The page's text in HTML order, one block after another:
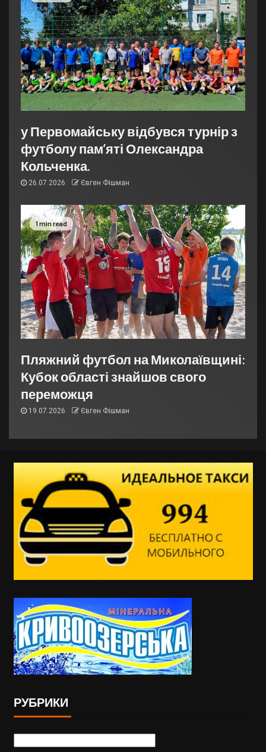
у Первомайську відбувся турнір з
футболу пам’яті Олександра
Кольченка.
26.07.2026 Євген Фішман
1 min read
Пляжний футбол на Миколаївщині:
Кубок області знайшов свого
переможця
19.07.2026 Євген Фішман
РУБРИКИ